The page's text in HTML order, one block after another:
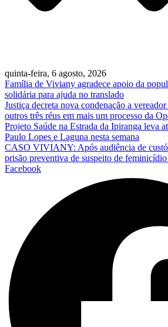
quinta-feira, 6 agosto, 2026
Família de Viviany agradece apoio da
solidária para ajuda no translado
Justiça decreta nova condenação a
outros três réus em mais um processo da
Projeto Saúde na Estrada da Ipiranga leva
Paulo Lopes e Laguna nesta semana
CASO VIVIANY: Após audiência de
prisão preventiva de suspeito de
Facebook